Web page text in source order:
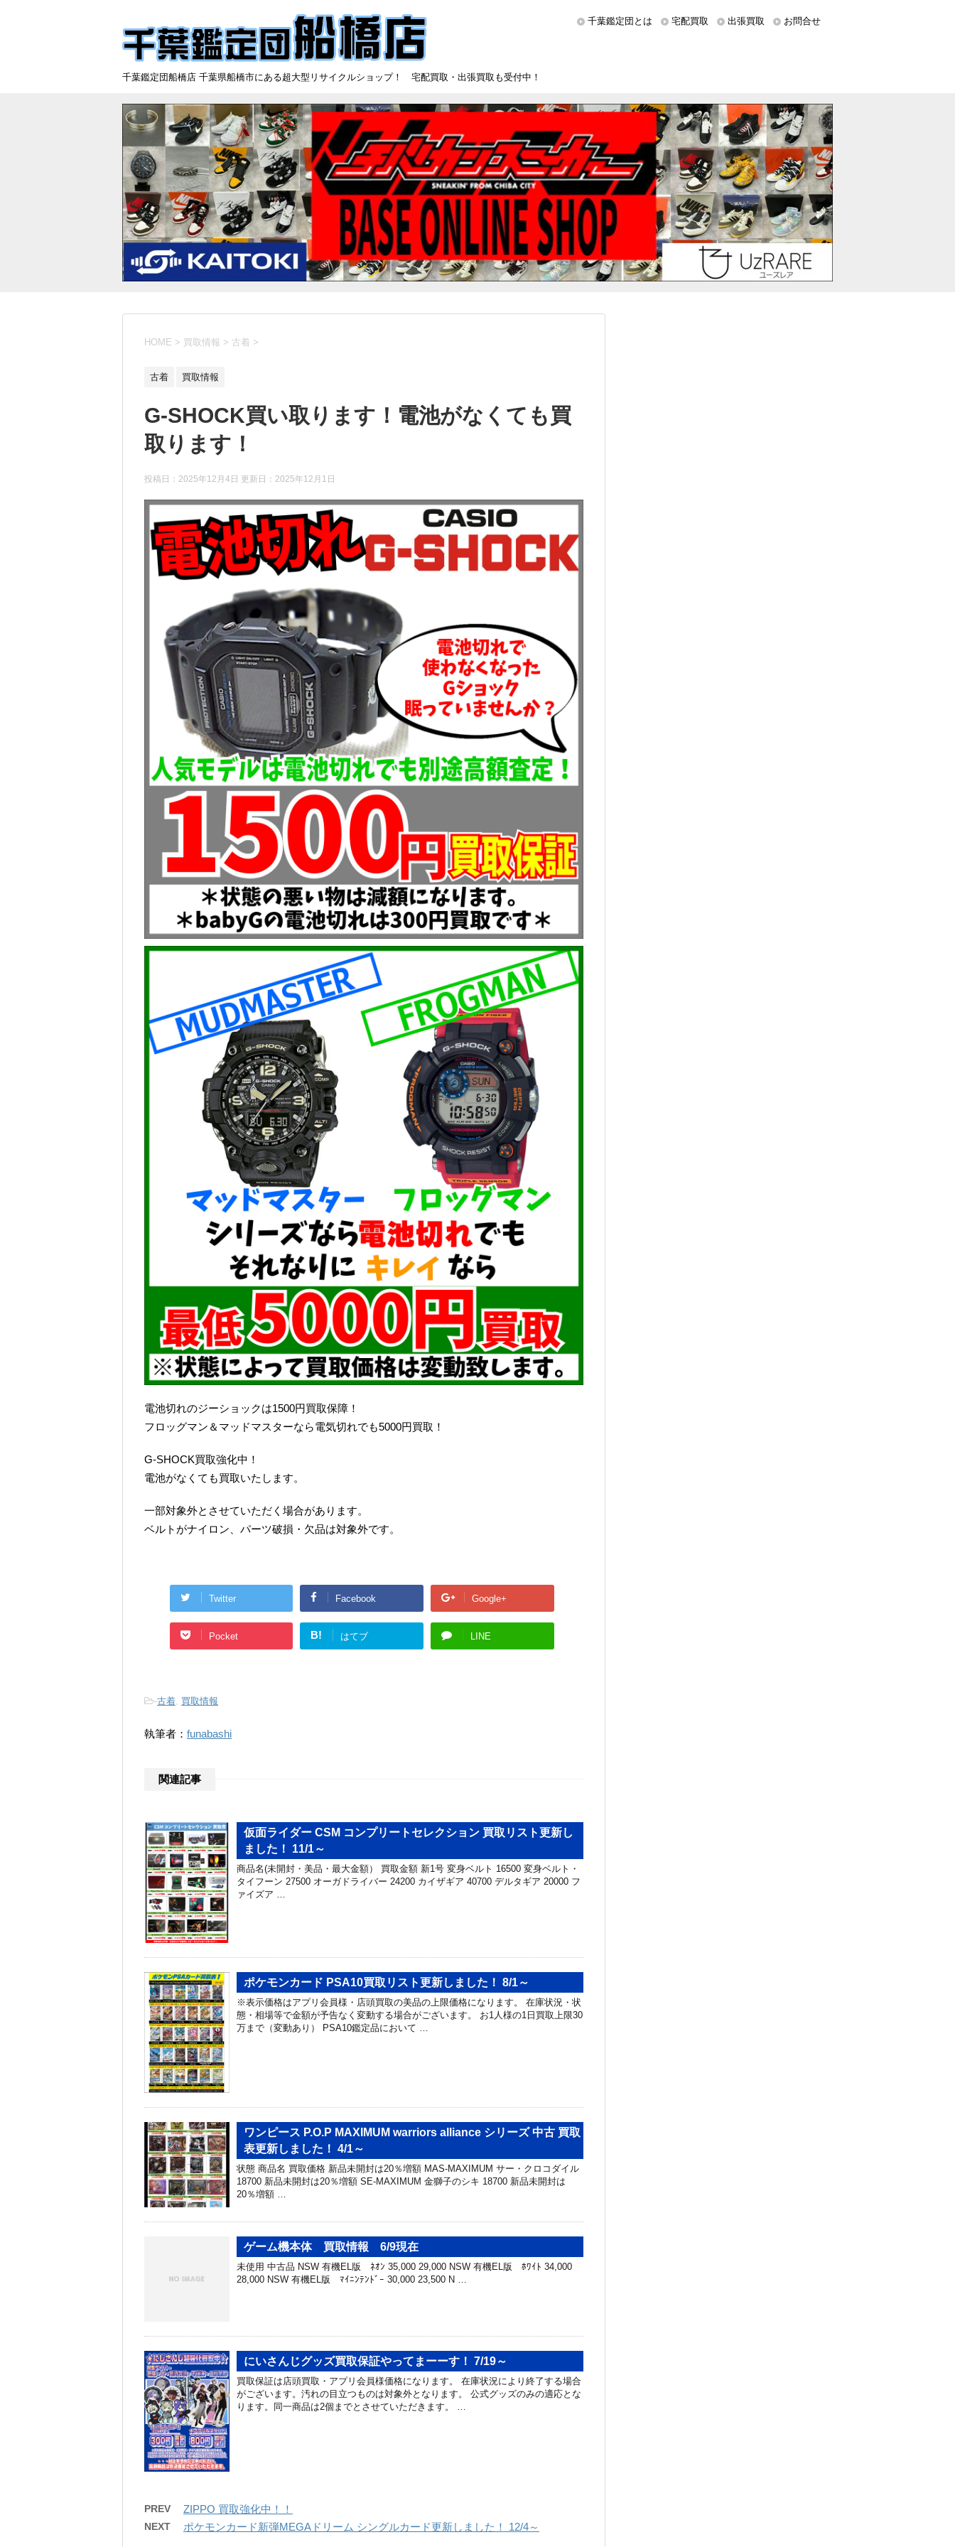
千葉鑑定団船橋店 千葉県船橋市にある超大型リサイクルショップ！ 宅配買取・出張買取も受付中！
千葉鑑定団とは 宅配買取 出張買取 お問合せ
HOME > 買取情報 > 古着 >
古着 買取情報
G-SHOCK買い取ります！電池がなくても買
取ります！
投稿日：2025年12月4日 更新日： 2025年12月1日
電池切れのジーショックは1500円買取保障！
フロッグマン＆マッドマスターなら電気切れでも5000円買取！
G-SHOCK買取強化中！
電池がなくても買取いたします。
一部対象外とさせていただく場合があります。
ベルトがナイロン、パーツ破損・欠品は対象外です。
Twitter Facebook Google+
Pocket B! はてブ LINE
-古着, 買取情報
執筆者： funabashi
関連記事
仮面ライダー CSM コンプリートセレクション 買取リスト更新し
ました！ 11/1～
商品名(未開封・美品・最大金額） 買取金額 新1号 変身ベルト 16500 変身ベルト・
タイフーン 27500 オーガドライバー 24200 カイザギア 40700 デルタギア 20000 フ
ァイズア …
ポケモンカード PSA10買取リスト更新しました！ 8/1～
※表示価格はアプリ会員様・店頭買取の美品の上限価格になります。 在庫状況・状
態・相場等で金額が予告なく変動する場合がございます。 お1人様の1日買取上限30
万まで（変動あり） PSA10鑑定品において …
ワンピース P.O.P MAXIMUM warriors alliance シリーズ 中古 買取
表更新しました！ 4/1～
状態 商品名 買取価格 新品未開封は20％増額 MAS-MAXIMUM サー・クロコダイル
18700 新品未開封は20％増額 SE-MAXIMUM 金獅子のシキ 18700 新品未開封は
20％増額 …
ゲーム機本体 買取情報 6/9現在
未使用 中古品 NSW 有機EL版 ﾈｵﾝ 35,000 29,000 NSW 有機EL版 ﾎﾜｲﾄ 34,000
28,000 NSW 有機EL版 ﾏｲﾆﾝﾃﾝﾄﾞｰ 30,000 23,500 N …
にいさんじグッズ買取保証やってまーーす！ 7/19～
買取保証は店頭買取・アプリ会員様価格になります。 在庫状況により終了する場合
がございます。汚れの目立つものは対象外となります。 公式グッズのみの適応とな
ります。同一商品は2個までとさせていただきます。 …
PREV ZIPPO 買取強化中！！
NEXT ポケモンカード新弾MEGAドリーム シングルカード更新しました！ 12/4～